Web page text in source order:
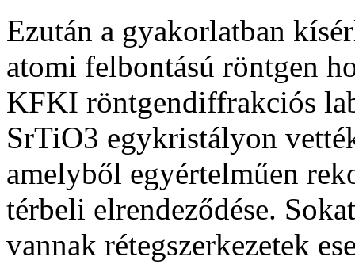
Ezután a gyakorlatban
atomi felbontású röntgen
KFKI röntgendiffrakciós
SrTiO3 egykristályon
amelyből egyértelműen
térbeli elrendeződése.
vannak rétegszerkezetek